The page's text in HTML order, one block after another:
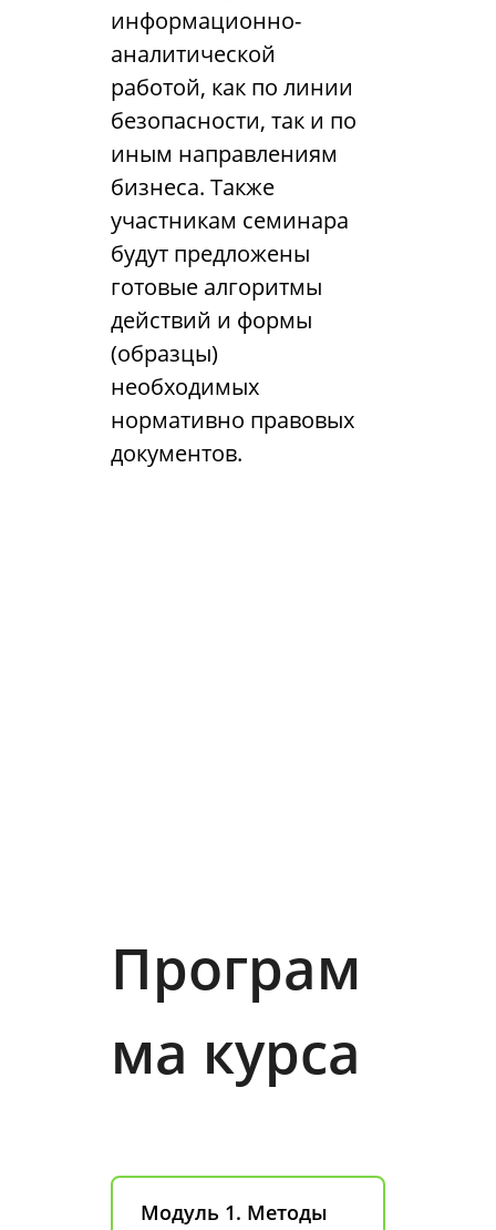
информационно-
аналитической
работой, как по линии
безопасности, так и по
иным направлениям
бизнеса. Также
участникам семинара
будут предложены
готовые алгоритмы
действий и формы
(образцы)
необходимых
нормативно правовых
документов.
Програм
ма курса
Модуль 1. Методы